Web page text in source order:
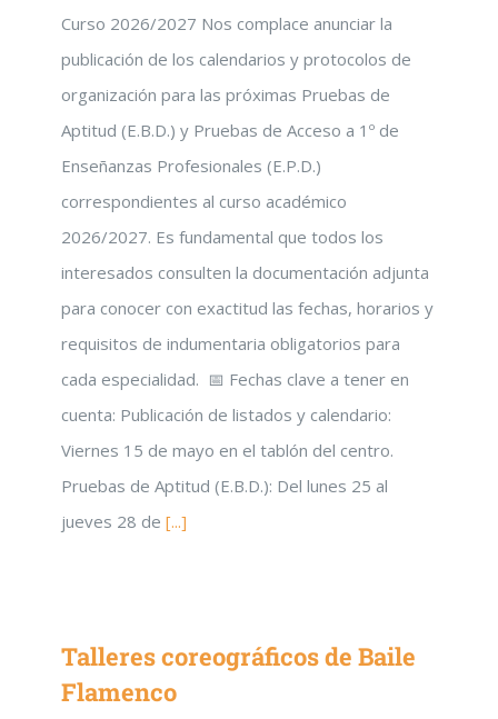
Curso 2026/2027 Nos complace anunciar la
publicación de los calendarios y protocolos de
organización para las próximas Pruebas de
Aptitud (E.B.D.) y Pruebas de Acceso a 1º de
Enseñanzas Profesionales (E.P.D.)
correspondientes al curso académico
2026/2027. Es fundamental que todos los
interesados consulten la documentación adjunta
para conocer con exactitud las fechas, horarios y
requisitos de indumentaria obligatorios para
cada especialidad. 📅 Fechas clave a tener en
cuenta: Publicación de listados y calendario:
Viernes 15 de mayo en el tablón del centro.
Pruebas de Aptitud (E.B.D.): Del lunes 25 al
jueves 28 de [...]
Talleres coreográficos de Baile
Flamenco